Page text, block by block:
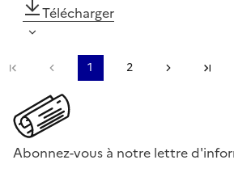
Télécharger
Première pagePage précédente
1 2 Page
Abonnez-vous à notre lettre